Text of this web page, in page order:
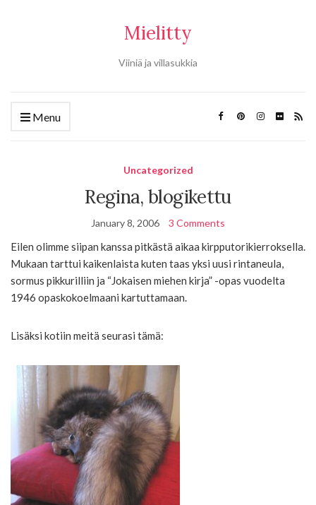
Mielitty
Viiniä ja villasukkia
Menu
Uncategorized
Regina, blogikettu
January 8, 2006 3 Comments
Eilen olimme siipan kanssa pitkästä aikaa kirpputorikierroksella.
Mukaan tarttui kaikenlaista kuten taas yksi uusi rintaneula,
sormus pikkurilliin ja “Jokaisen miehen kirja” -opas vuodelta
1946 opaskokoelmaani kartuttamaan.
Lisäksi kotiin meitä seurasi tämä: